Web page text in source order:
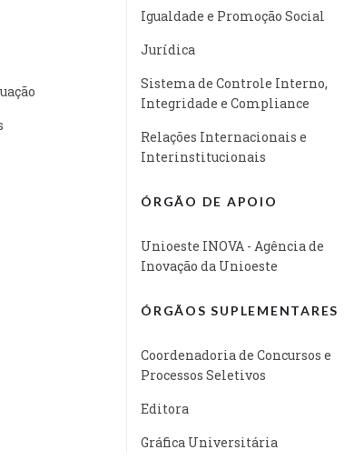
Igualdade e Promoção Social
Jurídica
Sistema de Controle Interno,
Integridade e Compliance
Relações Internacionais e
Interinstitucionais
ÓRGÃO DE APOIO
Unioeste INOVA - Agência de
Inovação da Unioeste
ÓRGÃOS SUPLEMENTARES
Coordenadoria de Concursos e
Processos Seletivos
Editora
Gráfica Universitária